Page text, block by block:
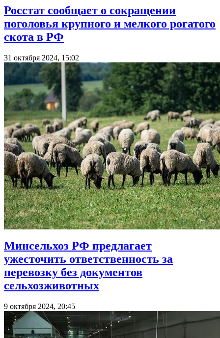
Росстат сообщает о сокращении
поголовья крупного и мелкого рогатого
скота в РФ
31 октября 2024, 15:02
Минсельхоз РФ предлагает
ужесточить ответственность за
перевозку без документов
сельхозживотных
9 октября 2024, 20:45